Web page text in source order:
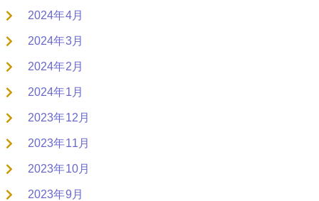
2024年4月
2024年3月
2024年2月
2024年1月
2023年12月
2023年11月
2023年10月
2023年9月